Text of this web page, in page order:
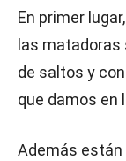
En primer
las
de saltos y
que damos en
Además